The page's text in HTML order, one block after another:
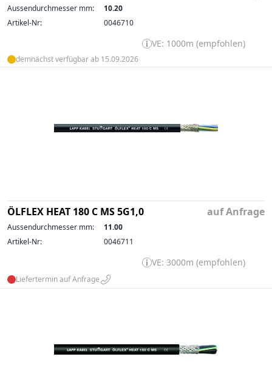
Aussendurchmesser mm:
10.20
Artikel-Nr:
0046710
VE: 1000m (empfohlen)
demnächst verfügbar ab 15.09.2026
ÖLFLEX HEAT 180 C MS 5G1,0 auf Anfrage
Aussendurchmesser mm:
11.00
Artikel-Nr:
0046711
VE: 3000m (empfohlen)
Liefertermin auf Anfrage